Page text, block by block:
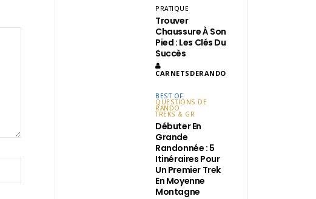
PRATIQUE
Trouver
Chaussure À Son
Pied : Les Clés Du
Succès
CARNETSDERANDO
BEST OF
QUESTIONS DE
RANDO
TREKS & GR
Débuter En
Grande
Randonnée : 5
Itinéraires Pour
Un Premier Trek
En Moyenne
Montagne